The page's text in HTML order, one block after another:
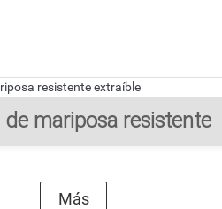
de mariposa resistente
Más